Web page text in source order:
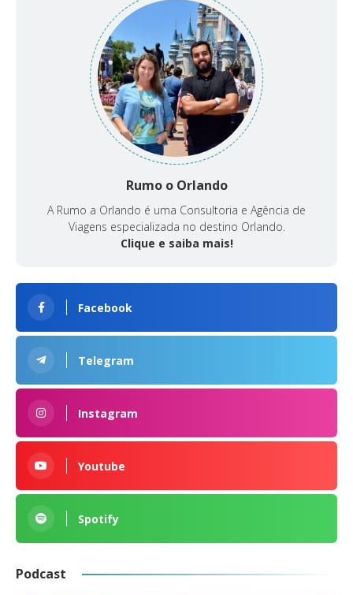
Rumo o Orlando
A Rumo a Orlando é uma Consultoria e Agência de
Viagens especializada no destino Orlando.
Clique e saiba mais!
Facebook
Telegram
Instagram
Youtube
Spotify
Podcast